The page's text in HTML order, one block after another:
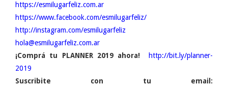
https://esmilugarfeliz.com.ar
https://www.facebook.com/esmilugarfeliz/
http://instagram.com/esmilugarfeliz
hola@esmilugarfeliz.com.ar
¡Comprá tu PLANNER 2019 ahora!
http://bit.ly/planner-
2019
Suscribite con tu email: